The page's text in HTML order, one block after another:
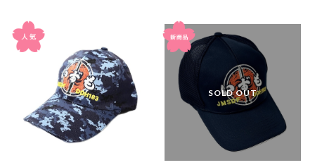
ZIPPO
ワッペン
その他グッズ（バッグ・タオル・ストラップ・
マスク等）